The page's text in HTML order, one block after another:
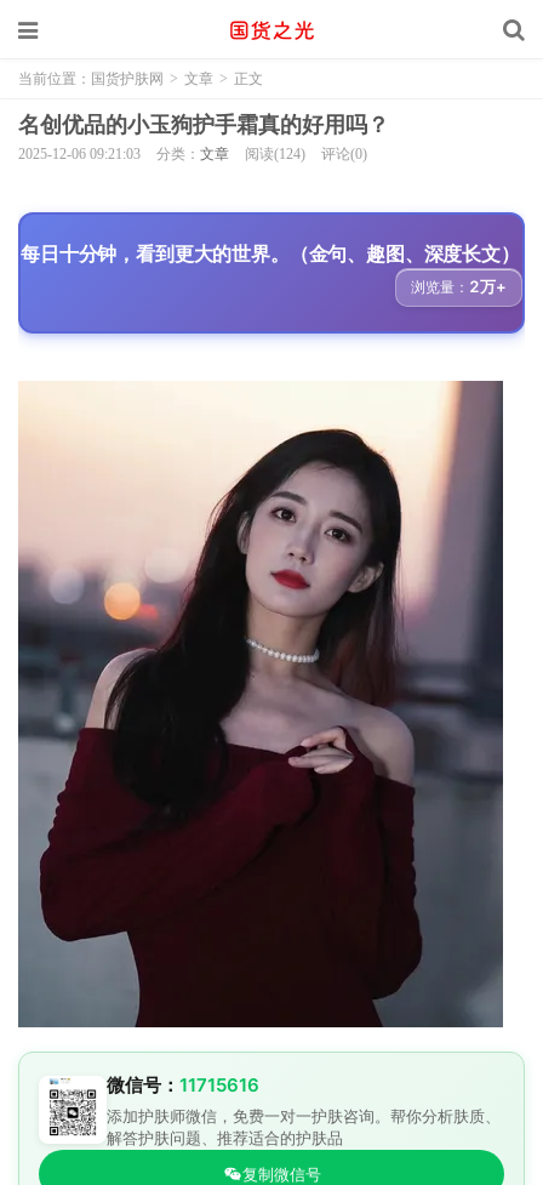
当前位置： 国货护肤网 > 文章 > 正文
名创优品的小玉狗护手霜真的好用吗？
2025-12-06 09:21:03 分类： 文章 阅读(124) 评论(0)
每日十分钟，看到更大的世界。（金句、趣图、深度长文）
浏览量： 2万+
微信号： 11715616
添加护肤师微信，免费一对一护肤咨询。帮你分析肤质、
解答护肤问题、推荐适合的护肤品
复制微信号